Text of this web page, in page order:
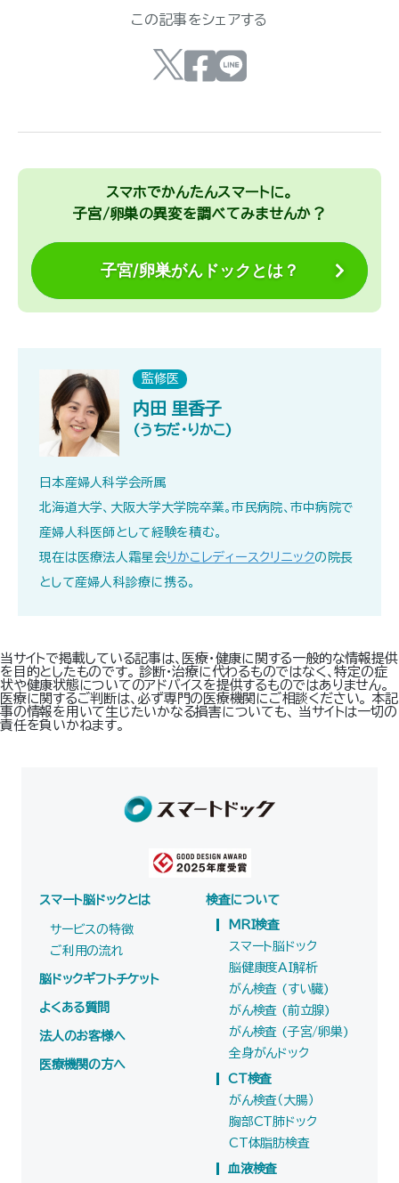
この記事をシェアする
スマホでかんたんスマートに。
子宮/卵巣の異変を調べてみませんか？
子宮/卵巣がんドックとは？
監修医
内田 里香子
(うちだ・りかこ)
日本産婦人科学会所属
北海道大学、大阪大学大学院卒業。市民病院、市中病院で
産婦人科医師として経験を積む。
現在は医療法人霜星会りかこレディースクリニックの院長
として産婦人科診療に携る。
当サイトで掲載している記事は、医療・健康に関する一般的な情報提供
を目的としたものです。 診断・治療に代わるものではなく、特定の症
状や健康状態についてのアドバイスを提供するものではありません。
医療に関するご判断は、必ず専門の医療機関にご相談ください。 本記
事の情報を用いて生じたいかなる損害についても、 当サイトは一切の
責任を負いかねます。
スマート脳ドックとは
サービスの特徴
ご利用の流れ
脳ドックギフトチケット
よくある質問
法人のお客様へ
医療機関の方へ
検査について
MRI検査
スマート脳ドック
脳健康度AI解析
がん検査 (すい臓)
がん検査 (前立腺)
がん検査 (子宮/卵巣)
全身がんドック
CT検査
がん検査（大腸）
胸部CT肺ドック
CT体脂肪検査
血液検査